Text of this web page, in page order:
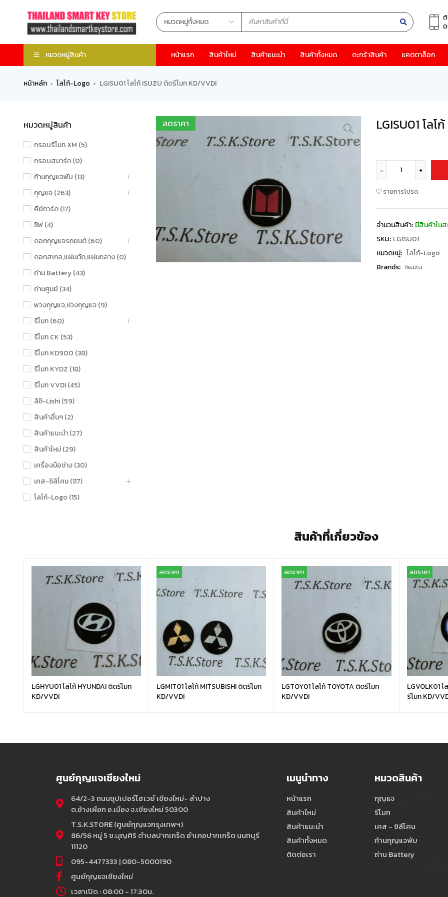
หมวดหมู่สินค้า หน้าแรก สินค้าใหม่ สินค้าแนะนำ สินค้าทั้งหมด ตะกร้าสินค้า แคตตาล็อก
หน้าหลัก › โลโก้-Logo › LGISU01 โลโก้ ISUZU ติดรีโมท KD/VVDI
หมวดหมู่สินค้า
กรอบรีโมท XM (5)
กรอบสมาร์ท (0)
ก้านกุญแจพับ (13)
กุญแจ (263)
คีย์การ์ด (17)
ชิฟ (4)
ดอกกุญแจรถยนต์ (60)
ดอกสเกล,แผ่นตัด,แผ่นกลาง (0)
ถ่าน Battery (43)
ถ่านศูนย์ (34)
พวงกุญแจ,ห่วงกุญแจ (9)
รีโมท (60)
รีโมท CK (53)
รีโมท KD900 (38)
รีโมท KYDZ (18)
รีโมท VVDI (45)
ลิชิ-Lishi (59)
สินค้าอื่นๆ (2)
สินค้าแนะนำ (27)
สินค้าใหม่ (29)
เครื่องมือช่าง (30)
เคส-ซิลิโคน (117)
โลโก้-Logo (15)
ลดราคา LGISU01 โล
รายการโปรด
จำนวนสินค้า: มีสินค้าใน
SKU: LGISU01
หมวดหมู่: โลโก้-Logo
Brands: Isuzu
สินค้าที่เกี่ยวข้อง
LGHYU01 โลโก้ HYUNDAI ติดรีโมท
KD/VVDI
ลดราคา
LGMIT01 โลโก้ MITSUBISHI ติดรีโมท
KD/VVDI
ลดราคา
LGTOY01 โลโก้ TOYOTA ติดรีโมท
KD/VVDI
ลดราคา
LGVOLK01 โลโก้ VOLKSWAGEN ติด
รีโมท KD/
ศูนย์กุญแจเชียงใหม่
64/2-3 ถนนซุปเปอร์ไฮเวย์ เชียงใหม่- ลำปาง
ต.ช้างเผือก อ.เมือง จ.เชียงใหม่ 50300
T.S.K.STORE (ศูนย์กุญแจกรุงเทพฯ)
86/56 หมู่ 5 ซ.บุญศิริ ตำบลปากเกร็ด อำเภอปากเกร็ด นนทบุรี
11120
095-4477333 | 080-5000190
ศูนย์กุญแจเชียงใหม่
เวลาเปิด : 08:00 - 17:30น.
เมนูนำทาง
หน้าแรก
สินค้าใหม่
สินค้าแนะนำ
สินค้าทั้งหมด
ติดต่อเรา
หมวดสินค้า
กุญแจ
รีโมท
เคส - ซิลีโคน
ก้านกุญแจพับ
ถ่าน Battery